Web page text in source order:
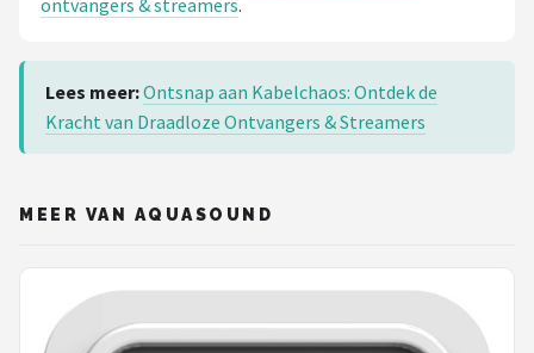
ontvangers & streamers.
Lees meer:Ontsnap aan Kabelchaos: Ontdek de
Kracht van Draadloze Ontvangers & Streamers
MEER VAN AQUASOUND